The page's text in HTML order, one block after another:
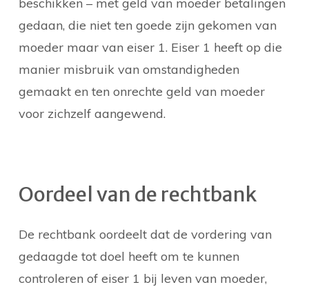
gedaan, die niet ten goede zijn gekomen van
moeder maar van eiser 1. Eiser 1 heeft op die
manier misbruik van omstandigheden
gemaakt en ten onrechte geld van moeder
voor zichzelf aangewend.
Oordeel van de rechtbank
De rechtbank oordeelt dat de vordering van
gedaagde tot doel heeft om te kunnen
controleren of eiser 1 bij leven van moeder,